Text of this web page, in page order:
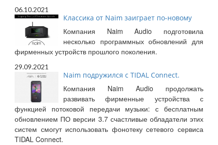
06.10.2021
Классика от Naim заиграет по-новому
Компания Naim Audio подготовила
несколько программных обновлений для
фирменных устройств прошлого поколения.
29.09.2021
Naim подружился с TIDAL Connect.
Компания Naim Audio продолжать
развивать фирменные устройства с
функцией потоковой передачи музыки: с бесплатным
обновлением ПО версии 3.7 счастливые обладатели этих
систем смогут использовать фонотеку сетевого сервиса
TIDAL Connect.